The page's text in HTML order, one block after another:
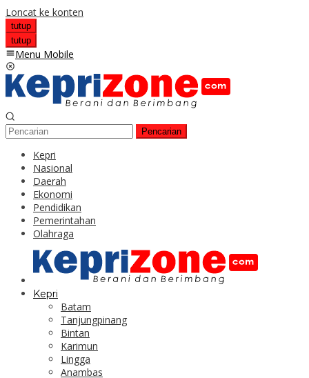
Loncat ke konten
tutup
tutup
Menu Mobile
Pencarian
Kepri
Nasional
Daerah
Ekonomi
Pendidikan
Pemerintahan
Olahraga
Kepri
Batam
Tanjungpinang
Bintan
Karimun
Lingga
Anambas